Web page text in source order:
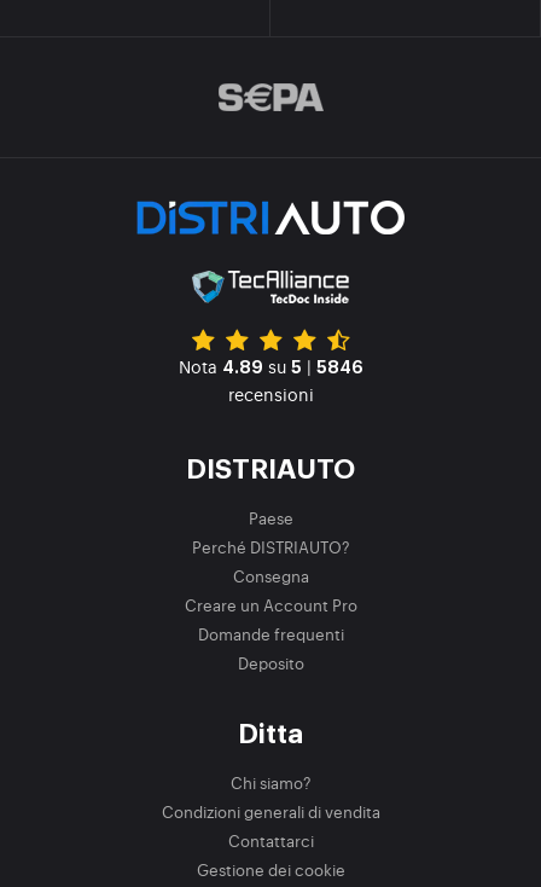
Nota 4.89 su 5 | 5846
recensioni
DISTRIAUTO
Paese
Perché DISTRIAUTO?
Consegna
Creare un Account Pro
Domande frequenti
Deposito
Ditta
Chi siamo?
Condizioni generali di vendita
Contattarci
Gestione dei cookie